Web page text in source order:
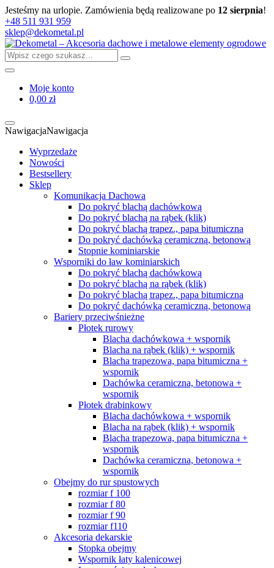
Jesteśmy na urlopie. Zamówienia będą realizowane po 12 sierpnia!
+48 511 931 959
sklep@dekometal.pl
Moje konto
0,00 zł
NawigacjaNawigacja
Wyprzedaże
Nowości
Bestsellery
Sklep
Komunikacja Dachowa
Do pokryć blachą dachówkową
Do pokryć blachą na rąbek (klik)
Do pokryć blachą trapez., papa bitumiczna
Do pokryć dachówką ceramiczną, betonową
Stopnie kominiarskie
Wsporniki do ław kominiarskich
Do pokryć blachą dachówkową
Do pokryć blachą na rąbek (klik)
Do pokryć blachą trapez., papa bitumiczna
Do pokryć dachówką ceramiczną, betonową
Bariery przeciwśnieżne
Płotek rurowy
Blacha dachówkowa + wspornik
Blacha na rąbek (klik) + wspornik
Blacha trapezowa, papa bitumiczna +
wspornik
Dachówka ceramiczna, betonowa +
wspornik
Płotek drabinkowy
Blacha dachówkowa + wspornik
Blacha na rąbek (klik) + wspornik
Blacha trapezowa, papa bitumiczna +
wspornik
Dachówka ceramiczna, betonowa +
wspornik
Obejmy do rur spustowych
rozmiar f 100
rozmiar f 80
rozmiar f 90
rozmiar f110
Akcesoria dekarskie
Stopka obejmy
Wspornik łaty kalenicowej